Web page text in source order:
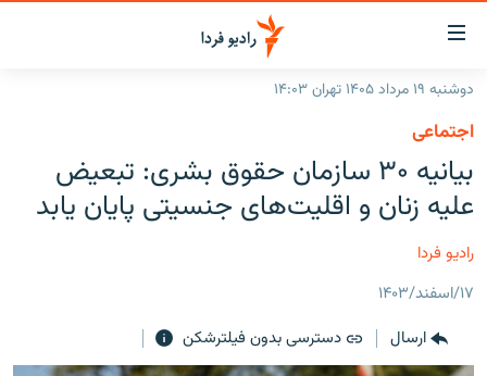
لینک‌های
قابلیت
دسترسی
بازگشت
منوی
اصلی
رفتن
به
صفحه
ایران
جهان
فرکانس‌ها
پادکست
گزارش‌های تصویری
زنان فردا
دوشنبه ۱۹ مرداد ۱۴۰۵ تهران ۱۴:۰۳
اجتماعی
بیانیه ۳۰ سازمان حقوق بشری: تبعیض
علیه زنان و اقلیت‌های جنسیتی پایان یابد
رادیو فردا
۱۷/اسفند/۱۴۰۳
ارسال
دسترسی بدون فیلترشکن